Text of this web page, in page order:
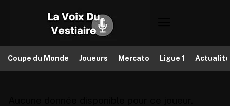
Coupe du Monde Joueurs Mercato Ligue 1